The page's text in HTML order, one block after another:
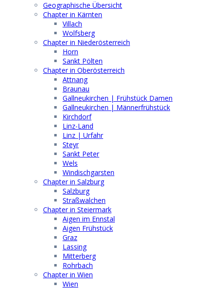
Geographische Übersicht
Chapter in Kärnten
Villach
Wolfsberg
Chapter in Niederösterreich
Horn
Sankt Pölten
Chapter in Oberösterreich
Attnang
Braunau
Gallneukirchen | Frühstück Damen
Gallneukirchen | Männerfrühstück
Kirchdorf
Linz-Land
Linz | Urfahr
Steyr
Sankt Peter
Wels
Windischgarsten
Chapter in Salzburg
Salzburg
Straßwalchen
Chapter in Steiermark
Aigen im Ennstal
Aigen Frühstück
Graz
Lassing
Mitterberg
Rohrbach
Chapter in Wien
Wien